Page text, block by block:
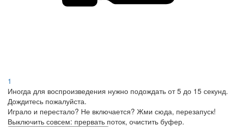
1
Иногда для воспроизведения нужно подождать от 5 до 15 секунд.
Дождитесь пожалуйста.
Играло и перестало? Не включается? Жми сюда, перезапуск!
Выключить совсем: прервать поток, очистить буфер.